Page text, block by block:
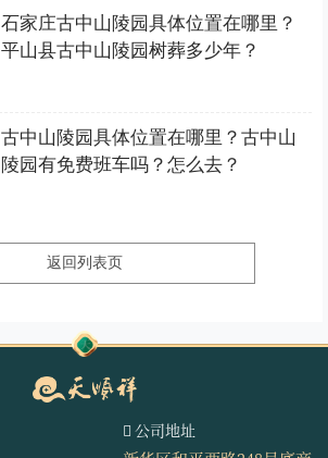
石家庄古中山陵园具体位置在哪里？
平山县古中山陵园树葬多少年？
古中山陵园具体位置在哪里？古中山
陵园有免费班车吗？怎么去？
返回列表页
公司地址